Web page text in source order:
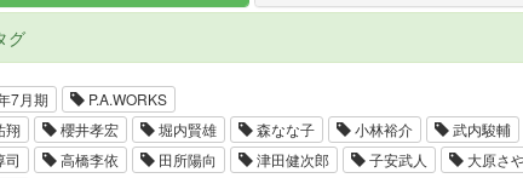
グ
7月期
P.A.WORKS
翔
櫻井孝宏 堀内賢雄 森なな子 小林裕介
武内駿輔
高橋李依 田所陽向 津田健次郎 子安武人
大原さ